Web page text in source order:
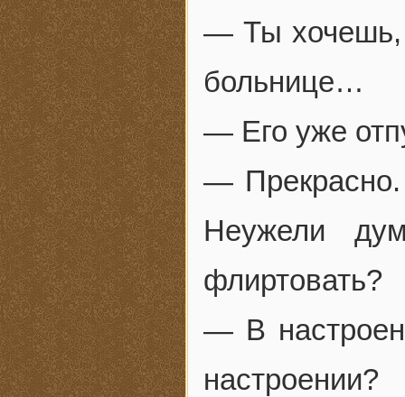
— Ты хочешь,
больнице…
— Его уже
—
Неужели
флиртовать?
— В